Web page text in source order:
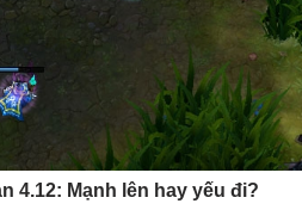
4.12: Mạnh lên hay yếu đi?